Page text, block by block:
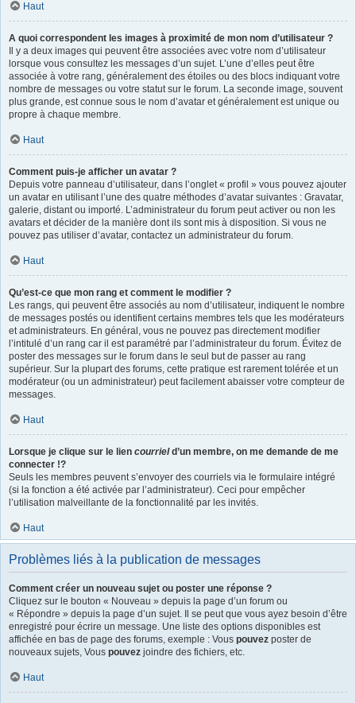
Haut
A quoi correspondent les images à proximité de mon nom d’utilisateur ?
Il y a deux images qui peuvent être associées avec votre nom d’utilisateur
lorsque vous consultez les messages d’un sujet. L’une d’elles peut être
associée à votre rang, généralement des étoiles ou des blocs indiquant votre
nombre de messages ou votre statut sur le forum. La seconde image, souvent
plus grande, est connue sous le nom d’avatar et généralement est unique ou
propre à chaque membre.
Haut
Comment puis-je afficher un avatar ?
Depuis votre panneau d’utilisateur, dans l’onglet « profil » vous pouvez ajouter
un avatar en utilisant l’une des quatre méthodes d’avatar suivantes : Gravatar,
galerie, distant ou importé. L’administrateur du forum peut activer ou non les
avatars et décider de la manière dont ils sont mis à disposition. Si vous ne
pouvez pas utiliser d’avatar, contactez un administrateur du forum.
Haut
Qu’est-ce que mon rang et comment le modifier ?
Les rangs, qui peuvent être associés au nom d’utilisateur, indiquent le nombre
de messages postés ou identifient certains membres tels que les modérateurs
et administrateurs. En général, vous ne pouvez pas directement modifier
l’intitulé d’un rang car il est paramétré par l’administrateur du forum. Évitez de
poster des messages sur le forum dans le seul but de passer au rang
supérieur. Sur la plupart des forums, cette pratique est rarement tolérée et un
modérateur (ou un administrateur) peut facilement abaisser votre compteur de
messages.
Haut
Lorsque je clique sur le lien courrield’un membre, on me demande de me
connecter !?
Seuls les membres peuvent s’envoyer des courriels via le formulaire intégré
(si la fonction a été activée par l’administrateur). Ceci pour empêcher
l’utilisation malveillante de la fonctionnalité par les invités.
Haut
Problèmes liés à la publication de messages
Comment créer un nouveau sujet ou poster une réponse ?
Cliquez sur le bouton « Nouveau » depuis la page d’un forum ou
« Répondre » depuis la page d’un sujet. Il se peut que vous ayez besoin d’être
enregistré pour écrire un message. Une liste des options disponibles est
affichée en bas de page des forums, exemple : Vous pouvez poster de
nouveaux sujets, Vous pouvez joindre des fichiers, etc.
Haut